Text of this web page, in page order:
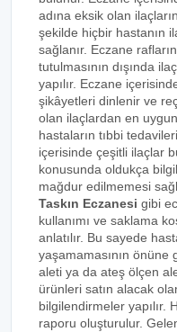
adına eksik olan
şekilde hiçbir hastanın
sağlanır. Eczane
tutulmasının dışında
yapılır. Eczane
şikâyetleri dinlenir ve
olan ilaçlardan en
hastaların tıbbi
içerisinde çeşitli ilaçlar
konusunda oldukça
mağdur edilmemesi
Taskın Eczanesi gibi
kullanımı ve saklama
anlatılır. Bu sayede
yaşamamasının önüne
aleti ya da ateş ölçen
ürünleri satın alacak
bilgilendirmeler yapılır.
raporu oluşturulur.